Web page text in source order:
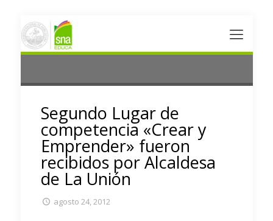
Segundo Lugar de
competencia «Crear y
Emprender» fueron
recibidos por Alcaldesa
de La Unión
agosto 24, 2012